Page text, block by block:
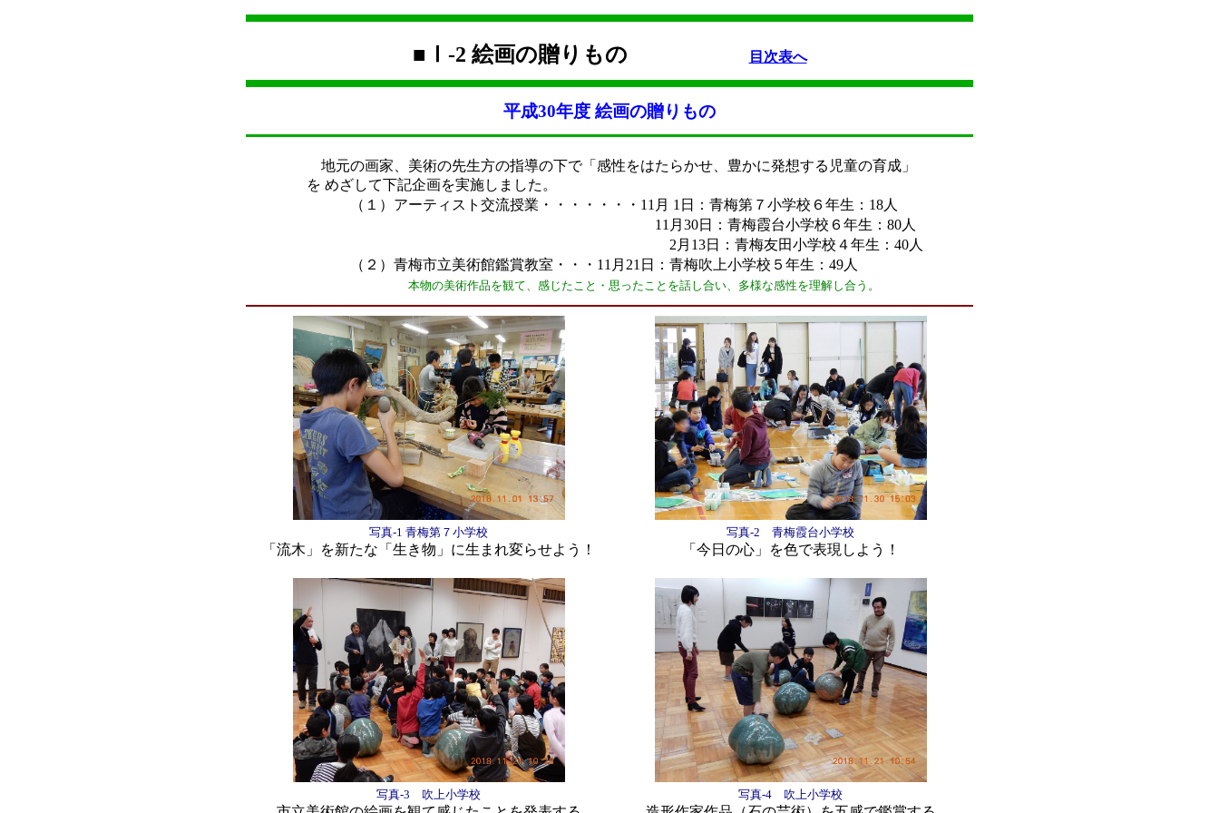
■Ⅰ-2 絵画の贈りもの 目次表へ
平成30年度 絵画の贈りもの
地元の画家、美術の先生方の指導の下で「感性をはたらかせ、豊かに発想する児童の育成」
を めざして下記企画を実施しました。
（１）アーティスト交流授業・・・・・・・11月 1日：青梅第７小学校６年生：18人
11月30日：青梅霞台小学校６年生：80人
2月13日：青梅友田小学校４年生：40人
（２）青梅市立美術館鑑賞教室・・・11月21日：青梅吹上小学校５年生：49人
本物の美術作品を観て、感じたこと・思ったことを話し合い、多様な感性を理解し合う。
写真-1 青梅第７小学校
「流木」を新たな「生き物」に生まれ変らせよう！
写真-2 青梅霞台小学校
「今日の心」を色で表現しよう！
写真-3 吹上小学校 写真-4 吹上小学校